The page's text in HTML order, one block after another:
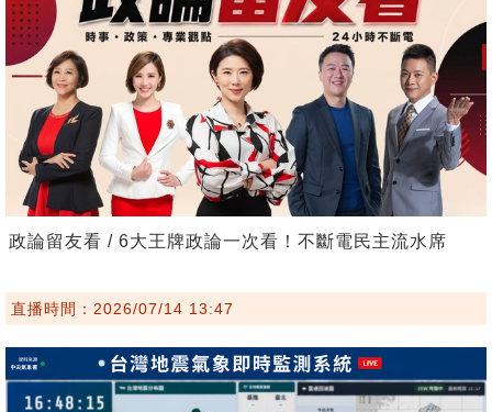
政論留友看 / 6大王牌政論一次看！不斷電民主流水席
直播時間：2026/07/14 13:47